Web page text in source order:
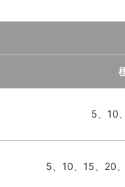
5、10
5、10、15、20